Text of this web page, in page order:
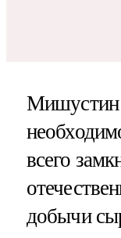
Мишустин
всего
добычи